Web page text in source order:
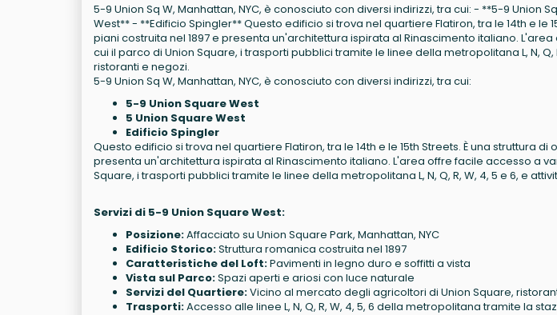
5-9 Union Sq W, Manhattan, NYC, è conosciuto con diversi indirizzi, tra cui: - **5-9 Union
West** - **Edificio Spingler** Questo edificio si trova nel quartiere Flatiron, tra le 14th e le
piani costruita nel 1897 e presenta un'architettura ispirata al Rinascimento italiano.
cui il parco di Union Square, i trasporti pubblici tramite le linee della metropolitana L, N, Q,
ristoranti e negozi.
5-9 Union Sq W, Manhattan, NYC, è conosciuto con diversi indirizzi, tra cui:
5-9 Union Square West
5 Union Square West
Edificio Spingler
Questo edificio si trova nel quartiere Flatiron, tra le 14th e le 15th Streets. È una struttura di
presenta un'architettura ispirata al Rinascimento italiano. L'area offre facile accesso a
Square, i trasporti pubblici tramite le linee della metropolitana L, N, Q, R, W, 4, 5 e 6, e
Servizi di 5-9 Union Square West:
Posizione:Affacciato su Union Square Park, Manhattan, NYC
Edificio Storico:Struttura romanica costruita nel 1897
Caratteristiche del Loft:Pavimenti in legno duro e soffitti a vista
Vista sul Parco:Spazi aperti e ariosi con luce naturale
Servizi del Quartiere:Vicino al mercato degli agricoltori di Union Square,
Trasporti:Accesso alle linee L, N, Q, R, W, 4, 5, 6 della metropolitana tramite la